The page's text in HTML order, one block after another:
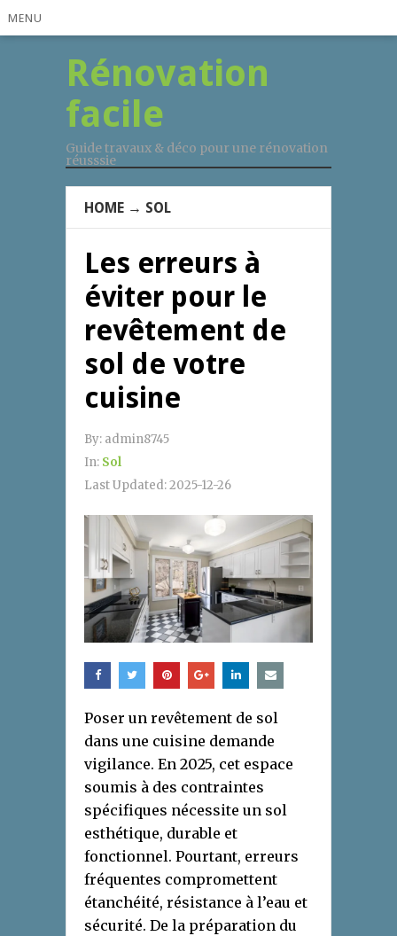
MENU
Rénovation
facile
Guide travaux & déco pour une rénovation
réusssie
HOME → SOL
Les erreurs à
éviter pour le
revêtement de
sol de votre
cuisine
By: admin8745
In: Sol
Last Updated:2025-12-26
Poser un revêtement de sol
dans une cuisine demande
vigilance. En 2025, cet espace
soumis à des contraintes
spécifiques nécessite un sol
esthétique, durable et
fonctionnel. Pourtant, erreurs
fréquentes compromettent
étanchéité, résistance à l’eau et
sécurité. De la préparation du